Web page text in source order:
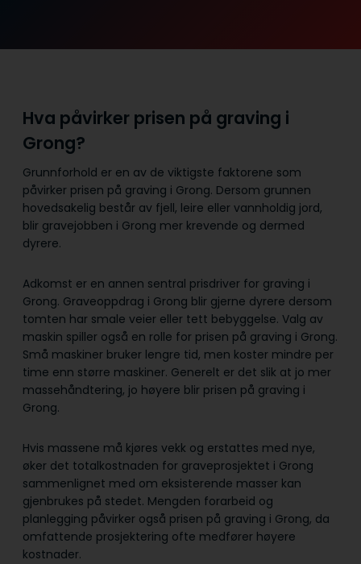
Hva påvirker prisen på graving i
Grong?
Grunnforhold er en av de viktigste faktorene som
påvirker prisen på graving i Grong. Dersom grunnen
hovedsakelig består av fjell, leire eller vannholdig jord,
blir gravejobben i Grong mer krevende og dermed
dyrere.
Adkomst er en annen sentral prisdriver for graving i
Grong. Graveoppdrag i Grong blir gjerne dyrere dersom
tomten har smale veier eller tett bebyggelse. Valg av
maskin spiller også en rolle for prisen på graving i Grong.
Små maskiner bruker lengre tid, men koster mindre per
time enn større maskiner. Generelt er det slik at jo mer
massehåndtering, jo høyere blir prisen på graving i
Grong.
Hvis massene må kjøres vekk og erstattes med nye,
øker det totalkostnaden for graveprosjektet i Grong
sammenlignet med om eksisterende masser kan
gjenbrukes på stedet. Mengden forarbeid og
planlegging påvirker også prisen på graving i Grong, da
omfattende prosjektering ofte medfører høyere
kostnader.